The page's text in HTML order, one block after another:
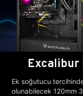
Excalibur
Ek soğutucu
olunabilecek 120mm